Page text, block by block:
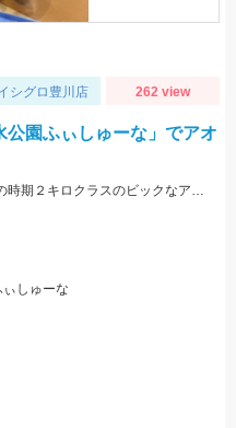
シグロ豊川店 262 view
園ふぃしゅーな」でアオ
豊川市Y様おめでとうございます！！この時期２キロクラスのビックなアオリイカを見事に仕留められました！！ 釣れているのが500ｇクラスの情報だったので、ヒットした瞬間はエイかと思ったそうです。
しゅーな